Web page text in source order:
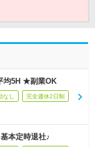
均5H ★副業OK
なし 完全週休2日制
本定時退社♪